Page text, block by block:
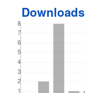
del
artículo
Downloads